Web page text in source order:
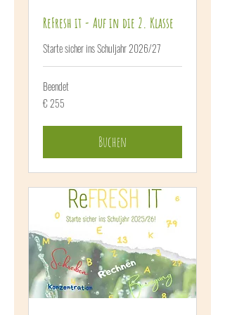
ReFresh it - Auf in die 2. Klasse
Starte sicher ins Schuljahr 2026/27
Beendet
255
Euro
€ 255
Buchen